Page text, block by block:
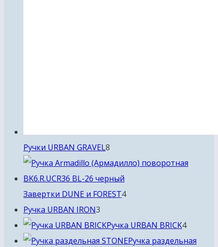
Ручки URBAN GRAVEL8
товаров
Завертки DUNE и FOREST44
Ручка URBAN IRON3
товара
Ручка URBAN BRICK44
товара
Ручка раздельная